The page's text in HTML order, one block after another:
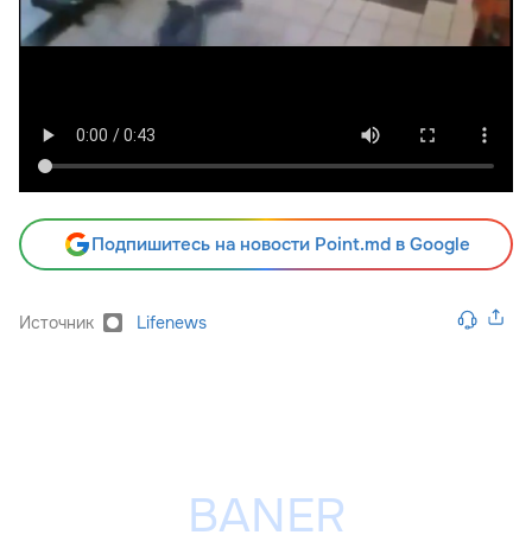
Подпишитесь на новости Point.md в Google
Источник Lifenews